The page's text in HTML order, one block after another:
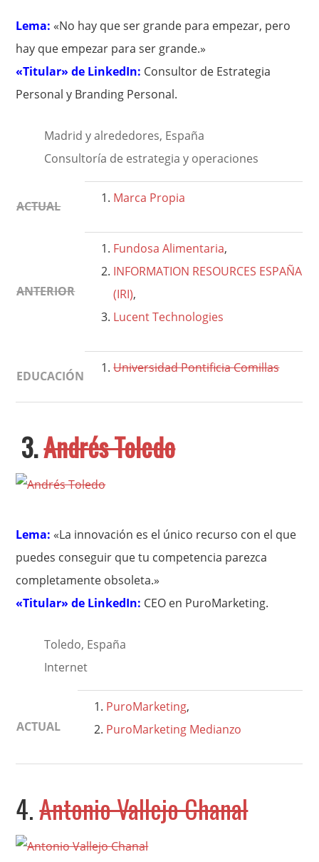
Lema: «No hay que ser grande para empezar, pero
hay que empezar para ser grande.»
«Titular» de LinkedIn: Consultor de Estrategia
Personal y Branding Personal.
Madrid y alrededores, España
Consultoría de estrategia y operaciones
ACTUAL
Marca Propia
ANTERIOR
Fundosa Alimentaria,
INFORMATION RESOURCES ESPAÑA
(IRI),
Lucent Technologies
EDUCACIÓN
Universidad Pontificia Comillas
3.Andrés Toledo
Lema: «La innovación es el único recurso con el que
puedes conseguir que tu competencia parezca
completamente obsoleta.»
«Titular» de LinkedIn: CEO en PuroMarketing.
Toledo, España
Internet
ACTUAL
PuroMarketing,
PuroMarketing Medianzo
4.Antonio Vallejo Chanal